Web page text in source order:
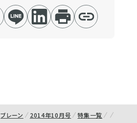
ブレーン 2014年10月号 特集一覧